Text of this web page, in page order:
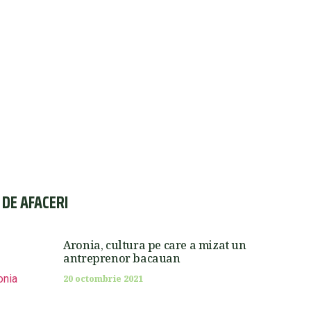
AFACERI
Aronia, cultura pe care a mizat un
antreprenor bacauan
20 octombrie 2021